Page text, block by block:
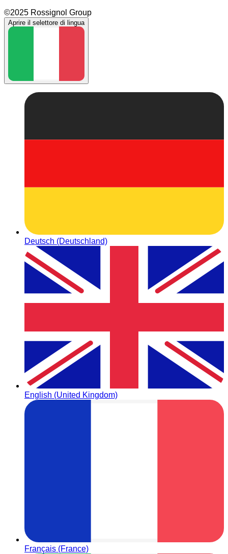
©2025 Rossignol Group
Aprire il selettore di lingua
Deutsch (Deutschland)
English (United Kingdom)
Français (France)